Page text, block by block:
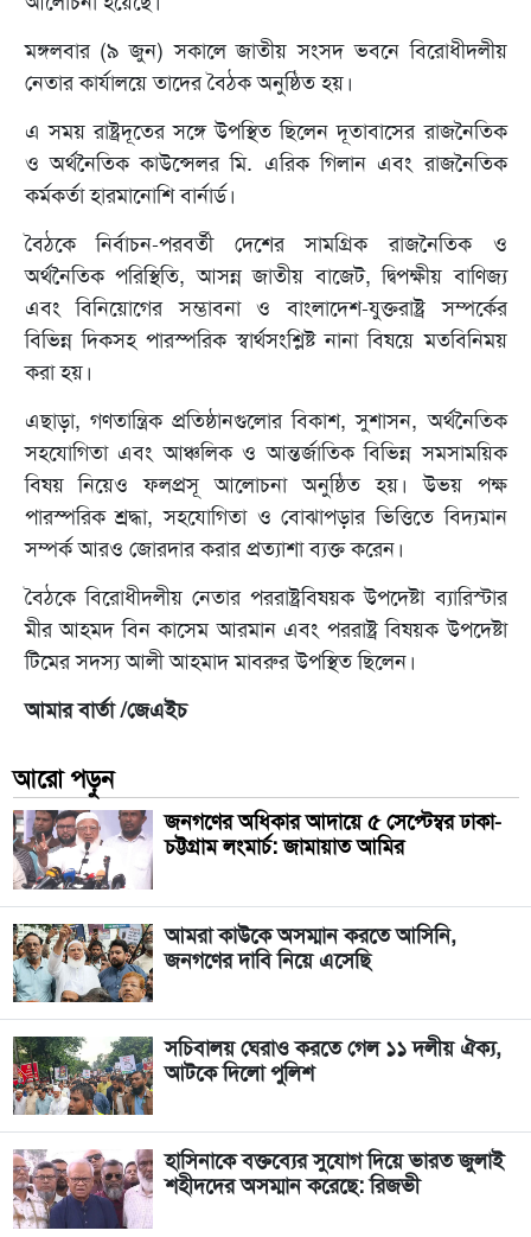
মঙ্গলবার (৯ জুন) সকালে জাতীয় সংসদ ভবনে বিরোধীদলীয়
নেতার কার্যালয়ে তাদের বৈঠক অনুষ্ঠিত হয়।
এ সময় রাষ্ট্রদূতের সঙ্গে উপস্থিত ছিলেন দূতাবাসের রাজনৈতিক
ও অর্থনৈতিক কাউন্সেলর মি. এরিক গিলান এবং রাজনৈতিক
কর্মকর্তা হারমানোশি বার্নার্ড।
বৈঠকে নির্বাচন-পরবর্তী দেশের সামগ্রিক রাজনৈতিক ও
অর্থনৈতিক পরিস্থিতি, আসন্ন জাতীয় বাজেট, দ্বিপক্ষীয় বাণিজ্য
এবং বিনিয়োগের সম্ভাবনা ও বাংলাদেশ-যুক্তরাষ্ট্র সম্পর্কের
বিভিন্ন দিকসহ পারস্পরিক স্বার্থসংশ্লিষ্ট নানা বিষয়ে মতবিনিময়
করা হয়।
এছাড়া, গণতান্ত্রিক প্রতিষ্ঠানগুলোর বিকাশ, সুশাসন, অর্থনৈতিক
সহযোগিতা এবং আঞ্চলিক ও আন্তর্জাতিক বিভিন্ন সমসাময়িক
বিষয় নিয়েও ফলপ্রসূ আলোচনা অনুষ্ঠিত হয়। উভয় পক্ষ
পারস্পরিক শ্রদ্ধা, সহযোগিতা ও বোঝাপড়ার ভিত্তিতে বিদ্যমান
সম্পর্ক আরও জোরদার করার প্রত্যাশা ব্যক্ত করেন।
বৈঠকে বিরোধীদলীয় নেতার পররাষ্ট্রবিষয়ক উপদেষ্টা ব্যারিস্টার
মীর আহমদ বিন কাসেম আরমান এবং পররাষ্ট্র বিষয়ক উপদেষ্টা
টিমের সদস্য আলী আহমাদ মাবরুর উপস্থিত ছিলেন।
আমার বার্তা /জেএইচ
আরো পড়ুন
জনগণের অধিকার আদায়ে ৫ সেপ্টেম্বর ঢাকা-
চট্টগ্রাম লংমার্চ: জামায়াত আমির
আমরা কাউকে অসম্মান করতে আসিনি,
জনগণের দাবি নিয়ে এসেছি
সচিবালয় ঘেরাও করতে গেল ১১ দলীয় ঐক্য,
আটকে দিলো পুলিশ
হাসিনাকে বক্তব্যের সুযোগ দিয়ে ভারত জুলাই
শহীদদের অসম্মান করেছে: রিজভী